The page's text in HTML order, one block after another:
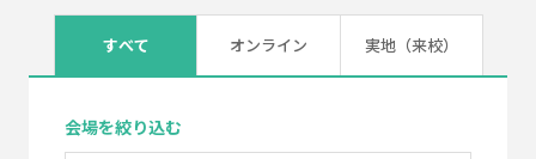
すべて オンライン 実地（来校）
会場を絞り込む